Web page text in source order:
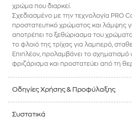
χρώμα που διαρκεί.
Σχεδιασμένο με την τεχνολογία PRO
προστατευτικό χρώματος και λάμψης
αποτρέπει το ξεθώριασμα του
το φλοιό της τρίχας για λαμπερό,
Επιπλέον, προλαμβάνει το σχηματισμό
φριζάρισμα και προστατεύει από τη
Οδηγίες Χρήσης & Προφύλαξης
Συστατικά